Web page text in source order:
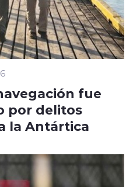
fue
por delitos
la Antártica